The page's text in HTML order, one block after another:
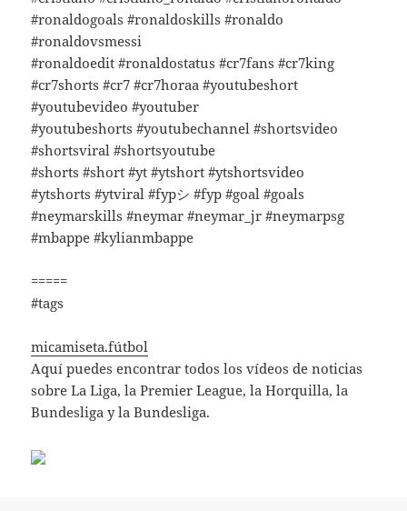
#ronaldogoals #ronaldoskills #ronaldo
#ronaldovsmessi
#ronaldoedit #ronaldostatus #cr7fans #cr7king
#cr7shorts #cr7 #cr7horaa #youtubeshort
#youtubevideo #youtuber
#youtubeshorts #youtubechannel #shortsvideo
#shortsviral #shortsyoutube
#shorts #short #yt #ytshort #ytshortsvideo
#ytshorts #ytviral #fypシ #fyp #goal #goals
#neymarskills #neymar #neymar_jr #neymarpsg
#mbappe #kylianmbappe
=====
#tags
micamiseta.fútbol
Aquí puedes encontrar todos los vídeos de noticias
sobre La Liga, la Premier League, la Horquilla, la
Bundesliga y la Bundesliga.